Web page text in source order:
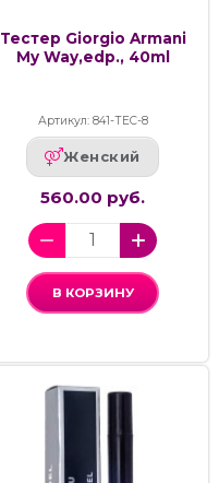
Тестер Giorgio Armani
My Way,edp., 40ml
Артикул: 841-ТЕС-8
Женский
560.00 руб.
В КОРЗИНУ